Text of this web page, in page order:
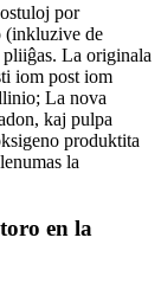
por
(inkluzive de
La originala
iom post iom
La nova
kaj pulpa
produktita
la
en la